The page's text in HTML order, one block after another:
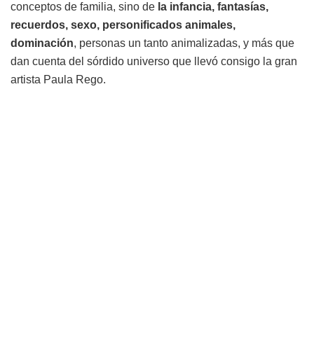
conceptos de familia, sino de la infancia, fantasías,
recuerdos, sexo, personificados animales,
dominación, personas un tanto animalizadas, y más que
dan cuenta del sórdido universo que llevó consigo la gran
artista Paula Rego.